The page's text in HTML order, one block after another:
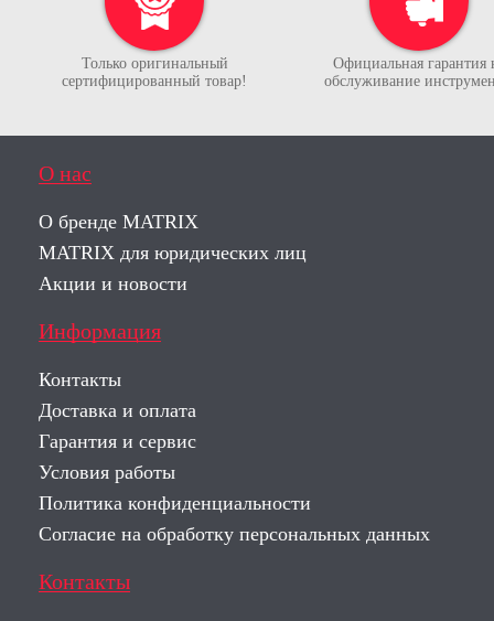
Только оригинальный
сертифицированный товар!
Официальная гарантия
обслуживание
О нас
О бренде MATRIX
MATRIX для юридических лиц
Акции и новости
Информация
Контакты
Доставка и оплата
Гарантия и сервис
Условия работы
Политика конфиденциальности
Согласие на обработку персональных данных
Контакты